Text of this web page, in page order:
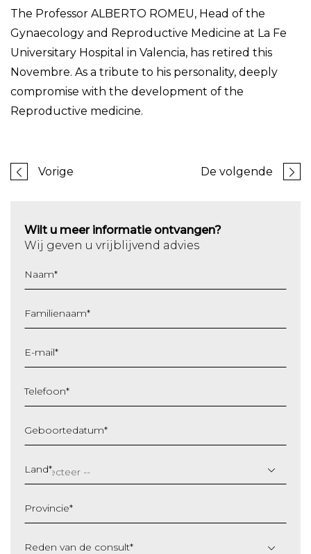
The Professor ALBERTO ROMEU, Head of the
Gynaecology and Reproductive Medicine at La Fe
Universitary Hospital in Valencia, has retired this
Novembre. As a tribute to his personality, deeply
compromise with the development of the
Reproductive medicine.
Vorige De volgende
Wilt u meer informatie ontvangen?
Wij geven u vrijblijvend advies
Naam*
Familienaam*
E-mail*
Telefoon*
Geboortedatum*
slash
MM
JJJJ
Land*
Provincie*
Reden van de consult*